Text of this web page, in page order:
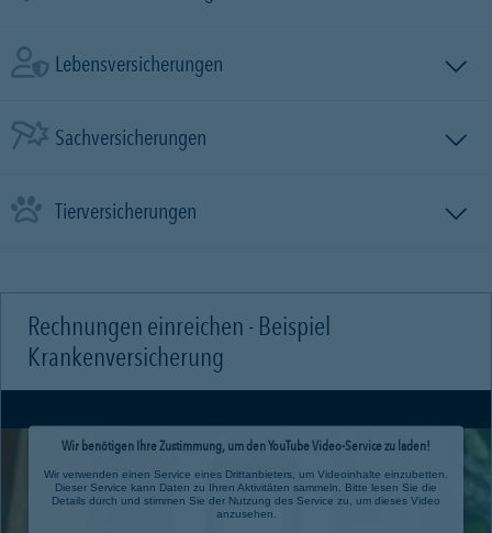
Lebensversicherungen
Sachversicherungen
Tierversicherungen
Rechnungen einreichen - Beispiel
Krankenversicherung
Wir benötigen Ihre Zustimmung, um den YouTube Video-Service zu laden!
Wir verwenden einen Service eines Drittanbieters, um Videoinhalte einzubetten.
Dieser Service kann Daten zu Ihren Aktivitäten sammeln. Bitte lesen Sie die
Details durch und stimmen Sie der Nutzung des Service zu, um dieses Video
anzusehen.